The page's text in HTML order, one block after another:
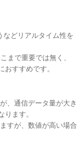
などリアルタイム性を
まで重要では無く、
おすすめです。
、通信データ量が大き
ります。
すが、数値が高い場合